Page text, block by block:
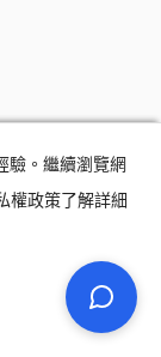
驗。繼續瀏覽網
權政策了解詳細